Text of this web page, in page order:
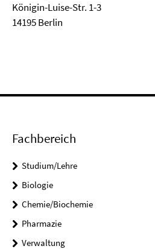
Königin-Luise-Str. 1-3
14195 Berlin
Fachbereich
Studium/Lehre
Biologie
Chemie/Biochemie
Pharmazie
Verwaltung